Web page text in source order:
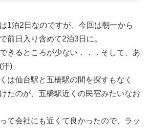
1泊2日なのですが、今回は朝一から
前日入り含めて2泊3日に。
きるところが少ない．．．そして、あ
汗)
は仙台駅と五橋駅の間を探すもなく
たのが、五橋駅近くの民宿みたいなお
て会社にも近くて良かったので、ラッ